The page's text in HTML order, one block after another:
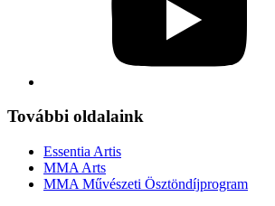
További oldalaink
Essentia Artis
MMA Arts
MMA Művészeti Ösztöndíjprogram